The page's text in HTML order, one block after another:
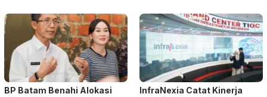
BP Batam Benahi Alokasi
InfraNexia Catat Kinerja